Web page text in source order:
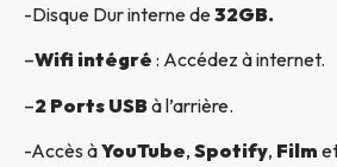
-Disque Dur interne de32GB.
–Wifi intégré : Accédez à internet.
–2 Ports USBà l’arrière.
-Accès àYouTube, Spotify, Film